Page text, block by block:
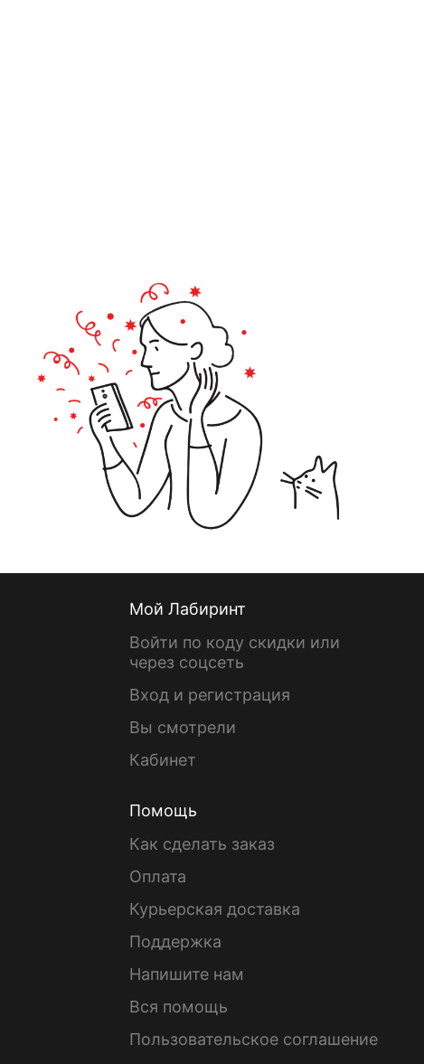
Мой Лабиринт
Войти по коду скидки или
через соцсеть
Вход и регистрация
Вы смотрели
Кабинет
Помощь
Как сделать заказ
Оплата
Курьерская доставка
Поддержка
Напишите нам
Вся помощь
Пользовательское соглашение